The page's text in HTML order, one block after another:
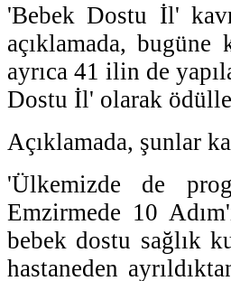
'Bebek Dostu İl'
açıklamada,
ayrıca 41 ilin de
Dostu İl' olarak
Açıklamada, şunlar
'Ülkemizde de
Emzirmede 10
bebek dostu sağlık
hastaneden